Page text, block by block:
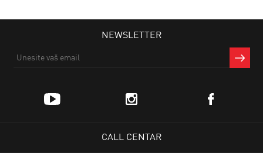
NEWSLETTER
CALL CENTAR